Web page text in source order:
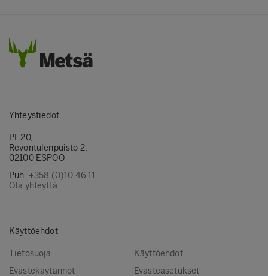
Yhteystiedot
PL 20,
Revontulenpuisto 2,
02100 ESPOO
Puh. +358 (0)10 46 11
Ota yhteyttä
Käyttöehdot
Tietosuoja
Käyttöehdot
Evästekäytännöt
Evästeasetukset